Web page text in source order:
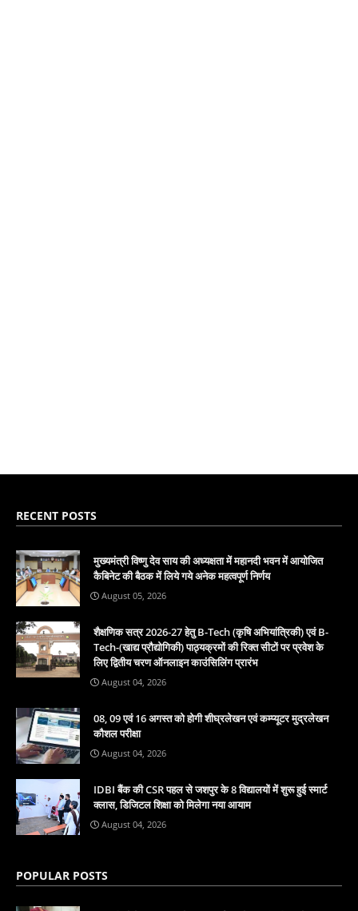
RECENT POSTS
मुख्यमंत्री विष्णु देव साय की अध्यक्षता में महानदी भवन में आयोजित
कैबिनेट की बैठक में लिये गये अनेक महत्वपूर्ण निर्णय
August 05, 2026
शैक्षणिक सत्र 2026-27 हेतु B-Tech (कृषि अभियांत्रिकी) एवं B-
Tech-(खाद्य प्रौद्योगिकी) पाठ्यक्रमों की रिक्त सीटों पर प्रवेश के
लिए द्वितीय चरण ऑनलाइन काउंसिलिंग प्रारंभ
August 04, 2026
08, 09 एवं 16 अगस्त को होगी शीघ्रलेखन एवं कम्प्यूटर मुद्रलेखन
कौशल परीक्षा
August 04, 2026
IDBI बैंक की CSR पहल से जशपुर के 8 विद्यालयों में शुरू हुई स्मार्ट
क्लास, डिजिटल शिक्षा को मिलेगा नया आयाम
August 04, 2026
POPULAR POSTS